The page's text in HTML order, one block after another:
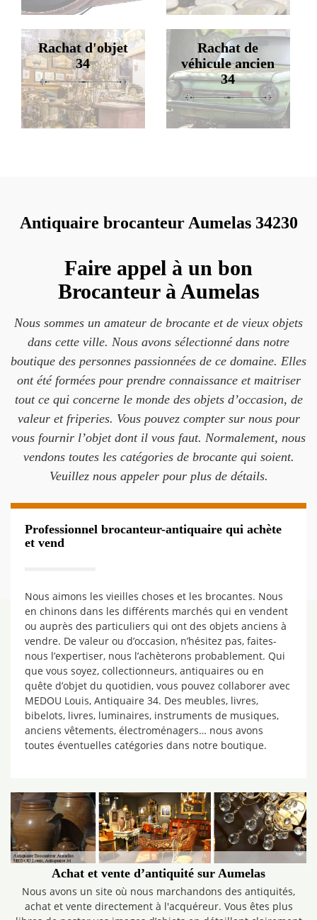
Rachat d'objet
34
Rachat de
véhicule ancien
34
Antiquaire brocanteur Aumelas 34230
Faire appel à un bon
Brocanteur à Aumelas
Nous sommes un amateur de brocante et de vieux objets
dans cette ville. Nous avons sélectionné dans notre
boutique des personnes passionnées de ce domaine. Elles
ont été formées pour prendre connaissance et maitriser
tout ce qui concerne le monde des objets d’occasion, de
valeur et friperies. Vous pouvez compter sur nous pour
vous fournir l’objet dont il vous faut. Normalement, nous
vendons toutes les catégories de brocante qui soient.
Veuillez nous appeler pour plus de détails.
Professionnel brocanteur-antiquaire qui achète
et vend
Nous aimons les vieilles choses et les brocantes. Nous
en chinons dans les différents marchés qui en vendent
ou auprès des particuliers qui ont des objets anciens à
vendre. De valeur ou d’occasion, n’hésitez pas, faites-
nous l’expertiser, nous l’achèterons probablement. Qui
que vous soyez, collectionneurs, antiquaires ou en
quête d’objet du quotidien, vous pouvez collaborer avec
MEDOU Louis, Antiquaire 34. Des meubles, livres,
bibelots, livres, luminaires, instruments de musiques,
anciens vêtements, électroménagers… nous avons
toutes éventuelles catégories dans notre boutique.
Achat et vente d’antiquité sur Aumelas
Nous avons un site où nous marchandons des antiquités,
achat et vente directement à l'acquéreur. Vous êtes plus